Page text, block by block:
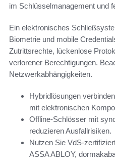
im Schlüsselmanagement und
Ein elektronisches
Biometrie und mobile
Zutrittsrechte, lückenlose
verlorener Berechtigungen.
Netzwerkabhängigkeiten.
Hybridlösungen
mit elektronischen
Offline-Schlösser mit
reduzieren Ausfallrisiken.
Nutzen Sie VdS-
ASSA ABLOY,